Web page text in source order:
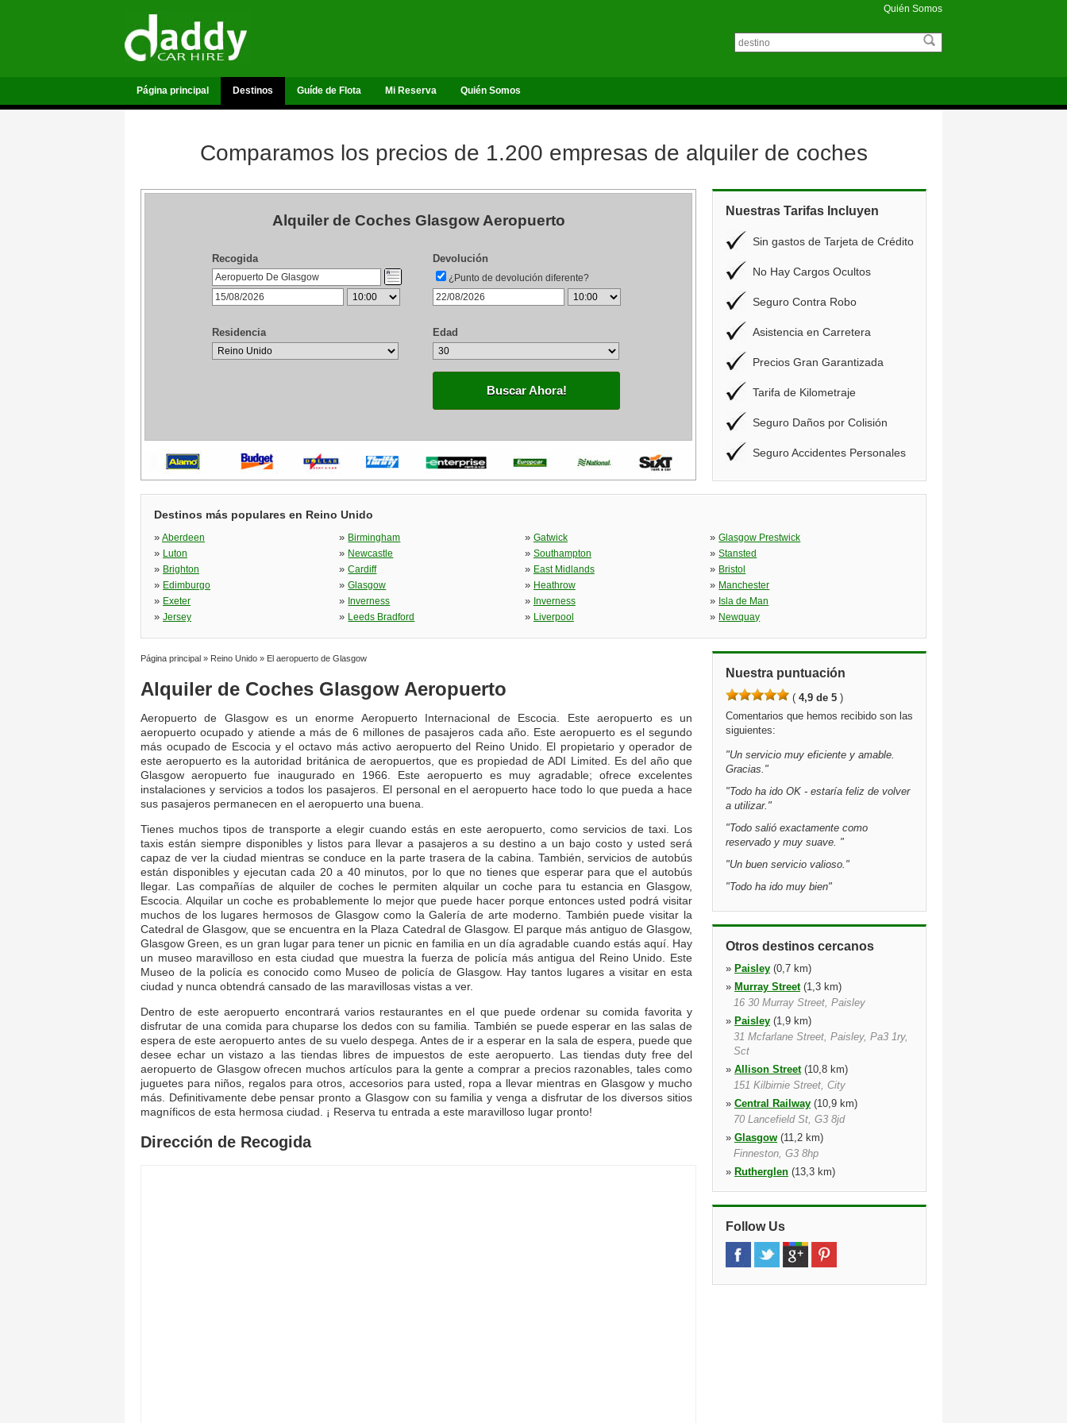
Quién Somos
Página principal Destinos Guíde de Flota Mi Reserva Quién Somos
Comparamos los precios de 1.200 empresas de alquiler de coches
Alquiler de Coches Glasgow Aeropuerto
Recogida Devolución
¿Punto de devolución diferente?
Residencia Edad
Buscar Ahora!
Nuestras Tarifas Incluyen
Sin gastos de Tarjeta de Crédito
No Hay Cargos Ocultos
Seguro Contra Robo
Asistencia en Carretera
Precios Gran Garantizada
Tarifa de Kilometraje
Seguro Daños por Colisión
Seguro Accidentes Personales
Destinos más populares en Reino Unido
» Aberdeen » Birmingham » Gatwick »Glasgow Prestwick
» Luton » Newcastle » Southampton »Stansted
» Brighton »Cardiff » East Midlands » Bristol
» Edimburgo »Glasgow » Heathrow » Manchester
» Exeter » Inverness » Inverness » Isla de Man
» Jersey » Leeds Bradford » Liverpool » Newquay
Página principal » Reino Unido » El aeropuerto de Glasgow
Alquiler de Coches Glasgow Aeropuerto
Aeropuerto de Glasgow es un enorme Aeropuerto Internacional de Escocia. Este aeropuerto es un
aeropuerto ocupado y atiende a más de 6 millones de pasajeros cada año. Este aeropuerto es el segundo
más ocupado de Escocia y el octavo más activo aeropuerto del Reino Unido. El propietario y operador de
este aeropuerto es la autoridad británica de aeropuertos, que es propiedad de ADI Limited. Es del año que
Glasgow aeropuerto fue inaugurado en 1966. Este aeropuerto es muy agradable; ofrece excelentes
instalaciones y servicios a todos los pasajeros. El personal en el aeropuerto hace todo lo que pueda a hace
sus pasajeros permanecen en el aeropuerto una buena.
Tienes muchos tipos de transporte a elegir cuando estás en este aeropuerto, como servicios de taxi. Los
taxis están siempre disponibles y listos para llevar a pasajeros a su destino a un bajo costo y usted será
capaz de ver la ciudad mientras se conduce en la parte trasera de la cabina. También, servicios de autobús
están disponibles y ejecutan cada 20 a 40 minutos, por lo que no tienes que esperar para que el autobús
llegar. Las compañías de alquiler de coches le permiten alquilar un coche para tu estancia en Glasgow,
Escocia. Alquilar un coche es probablemente lo mejor que puede hacer porque entonces usted podrá visitar
muchos de los lugares hermosos de Glasgow como la Galería de arte moderno. También puede visitar la
Catedral de Glasgow, que se encuentra en la Plaza Catedral de Glasgow. El parque más antiguo de Glasgow,
Glasgow Green, es un gran lugar para tener un picnic en familia en un día agradable cuando estás aquí. Hay
un museo maravilloso en esta ciudad que muestra la fuerza de policía más antigua del Reino Unido. Este
Museo de la policía es conocido como Museo de policía de Glasgow. Hay tantos lugares a visitar en esta
ciudad y nunca obtendrá cansado de las maravillosas vistas a ver.
Dentro de este aeropuerto encontrará varios restaurantes en el que puede ordenar su comida favorita y
disfrutar de una comida para chuparse los dedos con su familia. También se puede esperar en las salas de
espera de este aeropuerto antes de su vuelo despega. Antes de ir a esperar en la sala de espera, puede que
desee echar un vistazo a las tiendas libres de impuestos de este aeropuerto. Las tiendas duty free del
aeropuerto de Glasgow ofrecen muchos artículos para la gente a comprar a precios razonables, tales como
juguetes para niños, regalos para otros, accesorios para usted, ropa a llevar mientras en Glasgow y mucho
más. Definitivamente debe pensar pronto a Glasgow con su familia y venga a disfrutar de los diversos sitios
magníficos de esta hermosa ciudad. ¡ Reserva tu entrada a este maravilloso lugar pronto!
Dirección de Recogida
Nuestra puntuación
( 4,9 de 5 )
Comentarios que hemos recibido son las
siguientes:
"Un servicio muy eficiente y amable.
Gracias. "
"Todo ha ido OK - estaría feliz de volver
a utilizar. "
"Todo salió exactamente como
reservado y muy suave. "
"Un buen servicio valioso. "
"Todo ha ido muy bien"
Otros destinos cercanos
» Paisley (0,7 km)
» Murray Street(1,3 km)
16 30 Murray Street, Paisley
» Paisley (1,9 km)
31 Mcfarlane Street, Paisley, Pa3 1ry,
Sct
» Allison Street(10,8 km)
151 Kilbirnie Street, City
» Central Railway (10,9 km)
70 Lancefield St, G3 8jd
» Glasgow (11,2 km)
Finneston, G3 8hp
» Rutherglen (13,3 km)
»Hamilton Road(17,3 km)
Mt Vernon 40 Hamilton Road
Follow Us